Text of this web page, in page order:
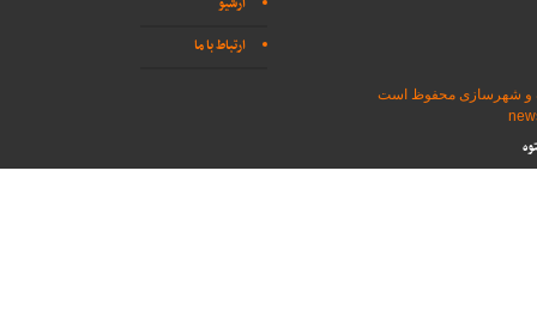
ارتباط با ما
و شهرسازی محفوظ است